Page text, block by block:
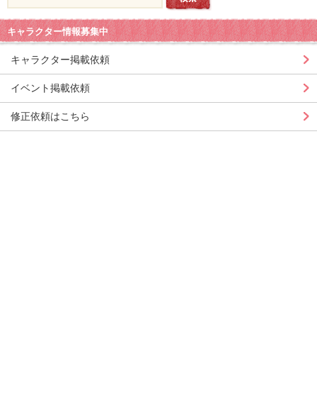
キャラクター情報募集中
キャラクター掲載依頼
イベント掲載依頼
修正依頼はこちら